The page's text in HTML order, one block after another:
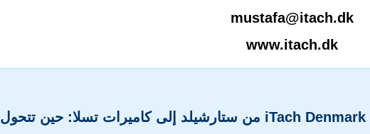
mustafa@itach.dk
www.itach.dk
iTach Denmark من ستارشيلد إلى كاميرات تسلا: حين تتحول